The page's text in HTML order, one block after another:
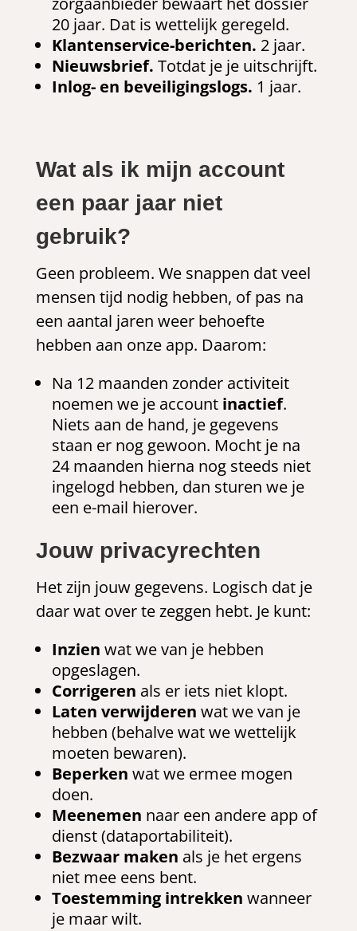
20 jaar. Dat is wettelijk geregeld.
Klantenservice-berichten. 2 jaar.
Nieuwsbrief. Totdat je je uitschrijft.
Inlog- en beveiligingslogs. 1 jaar.
Wat als ik mijn account
een paar jaar niet
gebruik?
Geen probleem. We snappen dat veel
mensen tijd nodig hebben, of pas na
een aantal jaren weer behoefte
hebben aan onze app. Daarom:
Na 12 maanden zonder activiteit
noemen we je account inactief.
Niets aan de hand, je gegevens
staan er nog gewoon. Mocht je na
24 maanden hierna nog steeds niet
ingelogd hebben, dan sturen we je
een e-mail hierover.
Jouw privacyrechten
Het zijn jouw gegevens. Logisch dat je
daar wat over te zeggen hebt. Je kunt:
Inzien wat we van je hebben
opgeslagen.
Corrigeren als er iets niet klopt.
Laten verwijderen wat we van je
hebben (behalve wat we wettelijk
moeten bewaren).
Beperken wat we ermee mogen
doen.
Meenemen naar een andere app of
dienst (dataportabiliteit).
Bezwaar maken als je het ergens
niet mee eens bent.
Toestemming intrekken wanneer
je maar wilt.